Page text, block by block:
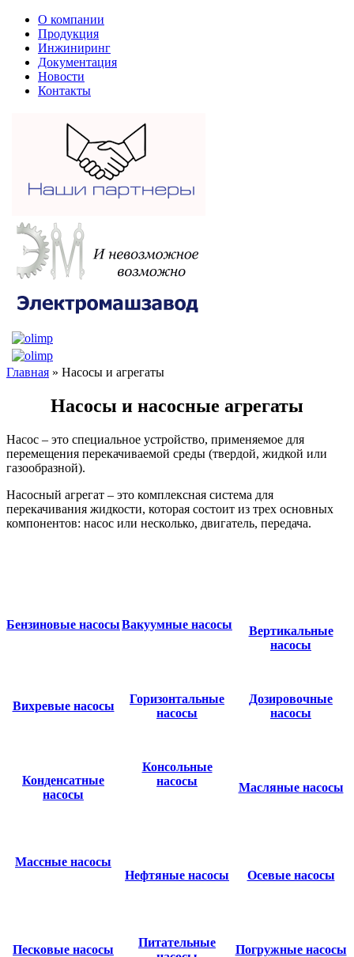
О компании
Продукция
Инжиниринг
Документация
Новости
Контакты
Главная » Насосы и агрегаты
Насосы и насосные агрегаты
Насос – это специальное устройство, применяемое для
перемещения перекачиваемой среды (твердой, жидкой или
газообразной).
Насосный агрегат – это комплексная система для
перекачивания жидкости, которая состоит из трех основных
компонентов: насос или несколько, двигатель, передача.
Бензиновые насосыВакуумные насосы
Вертикальные
насосы
Вихревые насосы
Горизонтальные
насосы
Дозировочные
насосы
Конденсатные
насосы
Консольные
насосы
Масляные насосы
Массные насосы
Нефтяные насосы
Осевые насосы
Песковые насосы
Питательные
Погружные насосы